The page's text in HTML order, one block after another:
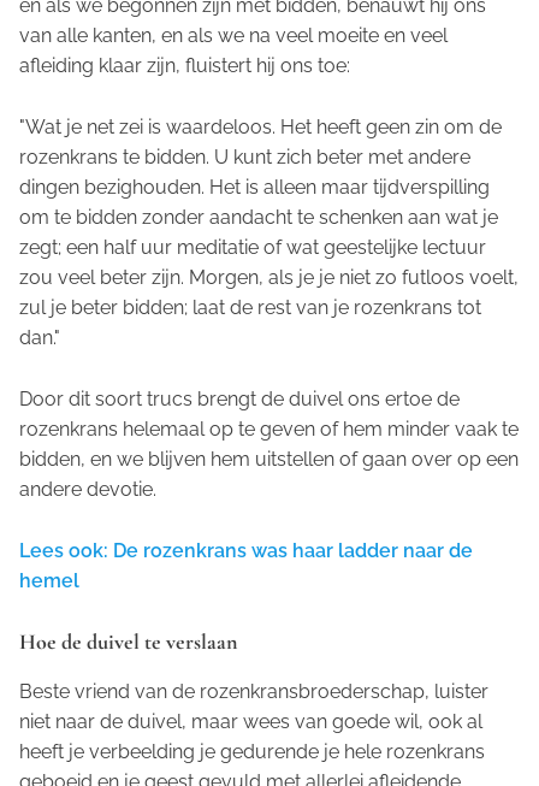
en als we begonnen zijn met bidden, benauwt hij ons
van alle kanten, en als we na veel moeite en veel
afleiding klaar zijn, fluistert hij ons toe:
"Wat je net zei is waardeloos. Het heeft geen zin om de
rozenkrans te bidden. U kunt zich beter met andere
dingen bezighouden. Het is alleen maar tijdverspilling
om te bidden zonder aandacht te schenken aan wat je
zegt; een half uur meditatie of wat geestelijke lectuur
zou veel beter zijn. Morgen, als je je niet zo futloos voelt,
zul je beter bidden; laat de rest van je rozenkrans tot
dan."
Door dit soort trucs brengt de duivel ons ertoe de
rozenkrans helemaal op te geven of hem minder vaak te
bidden, en we blijven hem uitstellen of gaan over op een
andere devotie.
Lees ook: De rozenkrans was haar ladder naar de
hemel
Hoe de duivel te verslaan
Beste vriend van de rozenkransbroederschap, luister
niet naar de duivel, maar wees van goede wil, ook al
heeft je verbeelding je gedurende je hele rozenkrans
geboeid en je geest gevuld met allerlei afleidende